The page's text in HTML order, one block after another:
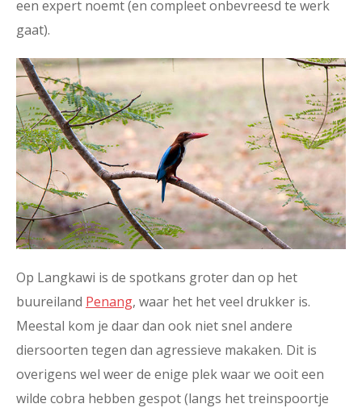
een expert noemt (en compleet onbevreesd te werk
gaat).
Op Langkawi is de spotkans groter dan op het
buureiland Penang, waar het het veel drukker is.
Meestal kom je daar dan ook niet snel andere
diersoorten tegen dan agressieve makaken. Dit is
overigens wel weer de enige plek waar we ooit een
wilde cobra hebben gespot (langs het treinspoortje